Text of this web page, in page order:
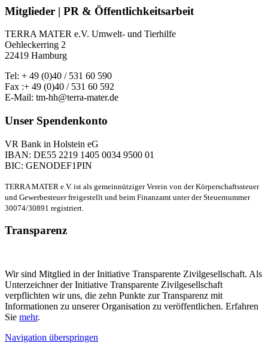
Mitglieder | PR & Öffentlichkeitsarbeit
TERRA MATER e.V. Umwelt- und Tierhilfe
Oehleckerring 2
22419 Hamburg
Tel: + 49 (0)40 / 531 60 590
Fax :+ 49 (0)40 / 531 60 592
E-Mail: tm-hh@terra-mater.de
Unser Spendenkonto
VR Bank in Holstein eG
IBAN: DE55 2219 1405 0034 9500 01
BIC: GENODEF1PIN
TERRA MATER e.V. ist als gemeinnütziger Verein von der Körperschaftssteuer
und Gewerbesteuer freigestellt und beim Finanzamt unter der Steuernummer
30074/30891 registriert.
Transparenz
Wir sind Mitglied in der Initiative Transparente Zivilgesellschaft. Als
Unterzeichner der Initiative Transparente Zivilgesellschaft
verpflichten wir uns, die zehn Punkte zur Transparenz mit
Informationen zu unserer Organisation zu veröffentlichen. Erfahren
Sie mehr.
Navigation überspringen